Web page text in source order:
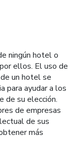
ningún hotel o
ellos. El uso de
un hotel se
para ayudar a los
de su elección.
de empresas
de sus
más